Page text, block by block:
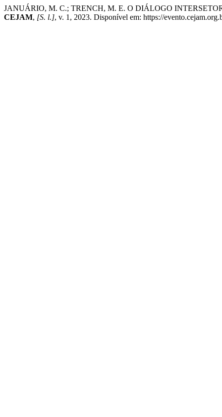
JANUÁRIO, M. C.; TRENCH, M. E. O DIÁLOGO
CEJAM, [S. l.], v. 1, 2023. Disponível em: https://